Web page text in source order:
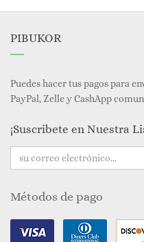
PIBUKOR
Puedes hacer tus pagos para
PayPal, Zelle y CashApp
¡Suscribete en Nuestra
Métodos de pago